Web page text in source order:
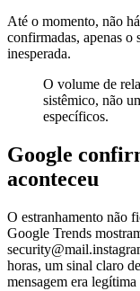
Até o momento, não
confirmadas, apenas o
inesperada.
O volume de
sistêmico, não
específicos.
Google
aconteceu
O estranhamento não
Google Trends
horas, um sinal claro
mensagem era